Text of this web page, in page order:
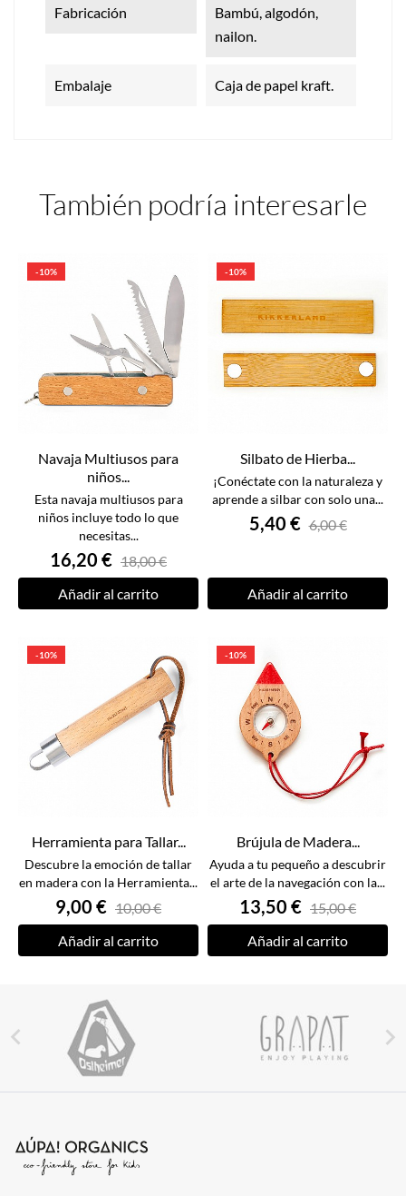
Fabricación
Bambú, algodón,
nailon.
Embalaje Caja de papel kraft.
También podría interesarle
-10%
Navaja Multiusos para
niños...
Esta navaja multiusos para
niños incluye todo lo que
necesitas...
16,20 € 18,00 €
Añadir al carrito
-10%
Silbato de Hierba...
¡Conéctate con la naturaleza y
aprende a silbar con solo una...
5,40 € 6,00 €
Añadir al carrito
-10%
Herramienta para Tallar...
Descubre la emoción de tallar
en madera con la Herramienta...
9,00 € 10,00 €
Añadir al carrito
-10%
Brújula de Madera...
Ayuda a tu pequeño a descubrir
el arte de la navegación con la...
13,50 € 15,00 €
Añadir al carrito
 